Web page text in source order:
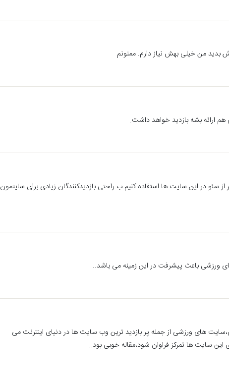
من خیلی بهش نیاز دارم. ممنونم
ارائه بشه بازدید خواهد داشت.
سئو در این سایت ها استفاده کنیم ب راحتی بازدیدکنندگان زیادی برای سایتمون
ورزشی باعث پیشرفت در این زمینه می باشد..
های ورزشی از جمله پر بازدید ترین وب سایت ها در دنیای اینترنت می
سایت ها تمرکز فراوان شود،مقاله خوبی بود..